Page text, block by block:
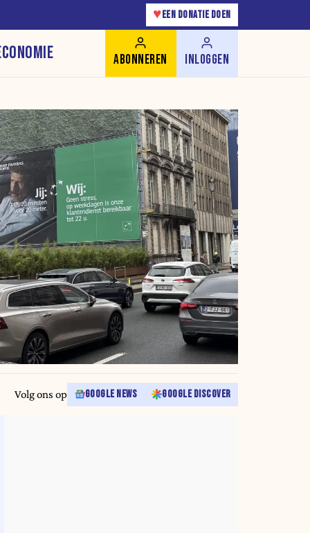
♥ EEN DONATIE DOEN
ABONNEREN INLOGGEN
Volg ons op GOOGLE NEWS GOOGLE DISCOVER